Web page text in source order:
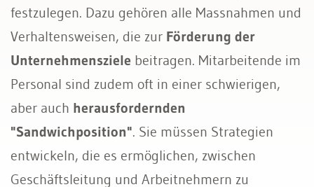
festzulegen. Dazu gehören alle Massnahmen und
Verhaltensweisen, die zur Förderung der
Unternehmensziele beitragen. Mitarbeitende im
Personal sind zudem oft in einer schwierigen,
aber auch herausfordernden
"Sandwichposition". Sie müssen Strategien
entwickeln, die es ermöglichen, zwischen
Geschäftsleitung und Arbeitnehmern zu